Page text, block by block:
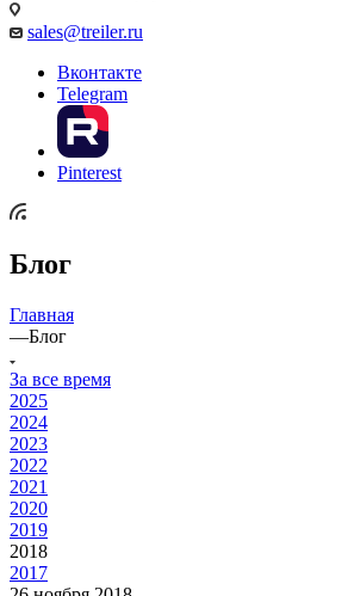
sales@treiler.ru
Вконтакте
Telegram
Pinterest
Блог
Главная
—Блог
За все время
2025
2024
2023
2022
2021
2020
2019
2018
2017